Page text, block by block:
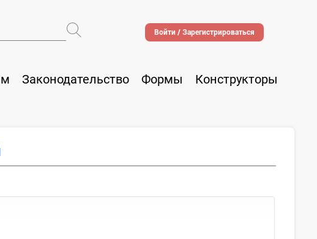
Войти / Зарегистрироваться
Законодательство Формы
Конструкторы